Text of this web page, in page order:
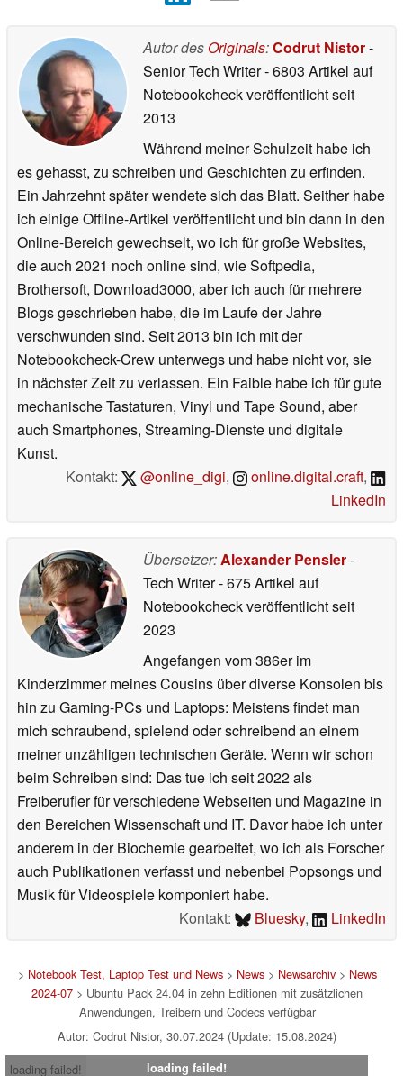
Autor des Originals:Codrut Nistor-
Senior Tech Writer- 6803 Artikel auf
Notebookcheck veröffentlichtseit
2013
Während meiner Schulzeit habe ich
es gehasst, zu schreiben und Geschichten zu erfinden.
Ein Jahrzehnt später wendete sich das Blatt. Seither habe
ich einige Offline-Artikel veröffentlicht und bin dann in den
Online-Bereich gewechselt, wo ich für große Websites,
die auch 2021 noch online sind, wie Softpedia,
Brothersoft, Download3000, aber ich auch für mehrere
Blogs geschrieben habe, die im Laufe der Jahre
verschwunden sind. Seit 2013 bin ich mit der
Notebookcheck-Crew unterwegs und habe nicht vor, sie
in nächster Zeit zu verlassen. Ein Faible habe ich für gute
mechanische Tastaturen, Vinyl und Tape Sound, aber
auch Smartphones, Streaming-Dienste und digitale
Kunst.
Kontakt:
@online_digi, online.digital.craft,
LinkedIn
Übersetzer:Alexander Pensler-
Tech Writer- 675 Artikel auf
Notebookcheck veröffentlichtseit
2023
Angefangen vom 386er im
Kinderzimmer meines Cousins über diverse Konsolen bis
hin zu Gaming-PCs und Laptops: Meistens findet man
mich schraubend, spielend oder schreibend an einem
meiner unzähligen technischen Geräte. Wenn wir schon
beim Schreiben sind: Das tue ich seit 2022 als
Freiberufler für verschiedene Webseiten und Magazine in
den Bereichen Wissenschaft und IT. Davor habe ich unter
anderem in der Biochemie gearbeitet, wo ich als Forscher
auch Publikationen verfasst und nebenbei Popsongs und
Musik für Videospiele komponiert habe.
Kontakt:
Bluesky, LinkedIn
> Notebook Test, Laptop Test und News> News> Newsarchiv> News
2024-07 > Ubuntu Pack 24.04 in zehn Editionen mit zusätzlichen
Anwendungen, Treibern und Codecs verfügbar
Autor: Codrut Nistor, 30.07.2024 (Update: 15.08.2024)
loading failed!
loading failed!